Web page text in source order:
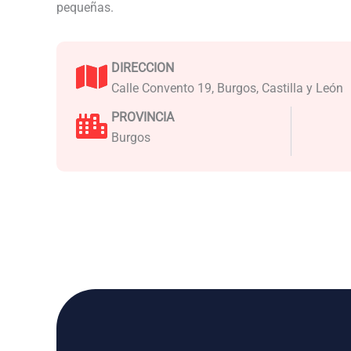
pequeñas.
DIRECCION
Calle Convento 19, Burgos, Castilla y León
PROVINCIA
Burgos